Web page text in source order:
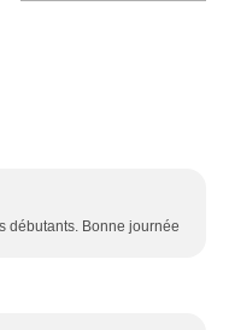
débutants. Bonne journée